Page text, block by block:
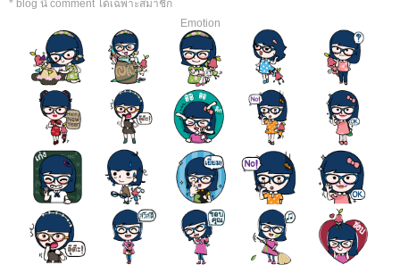
* blog นี้ comment ได้เฉพาะสมาชิก
Emotion